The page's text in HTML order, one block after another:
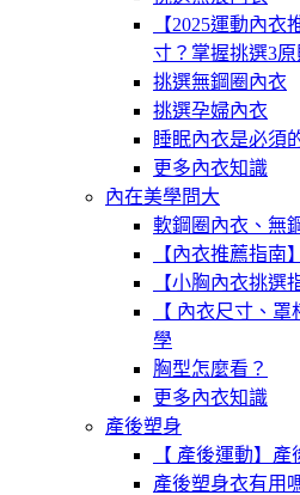
【2025運動內
寸？掌握挑選3原
挑選無鋼圈內衣
挑選孕婦內衣
睡眠內衣是必須
更多內衣知識
內在美學問大
軟鋼圈內衣、無
【內衣推薦指南
【小胸內衣挑選
【 內衣尺寸、
學
胸型怎麼看？
更多內衣知識
產後塑身
【 產後運動】
產後塑身衣有用